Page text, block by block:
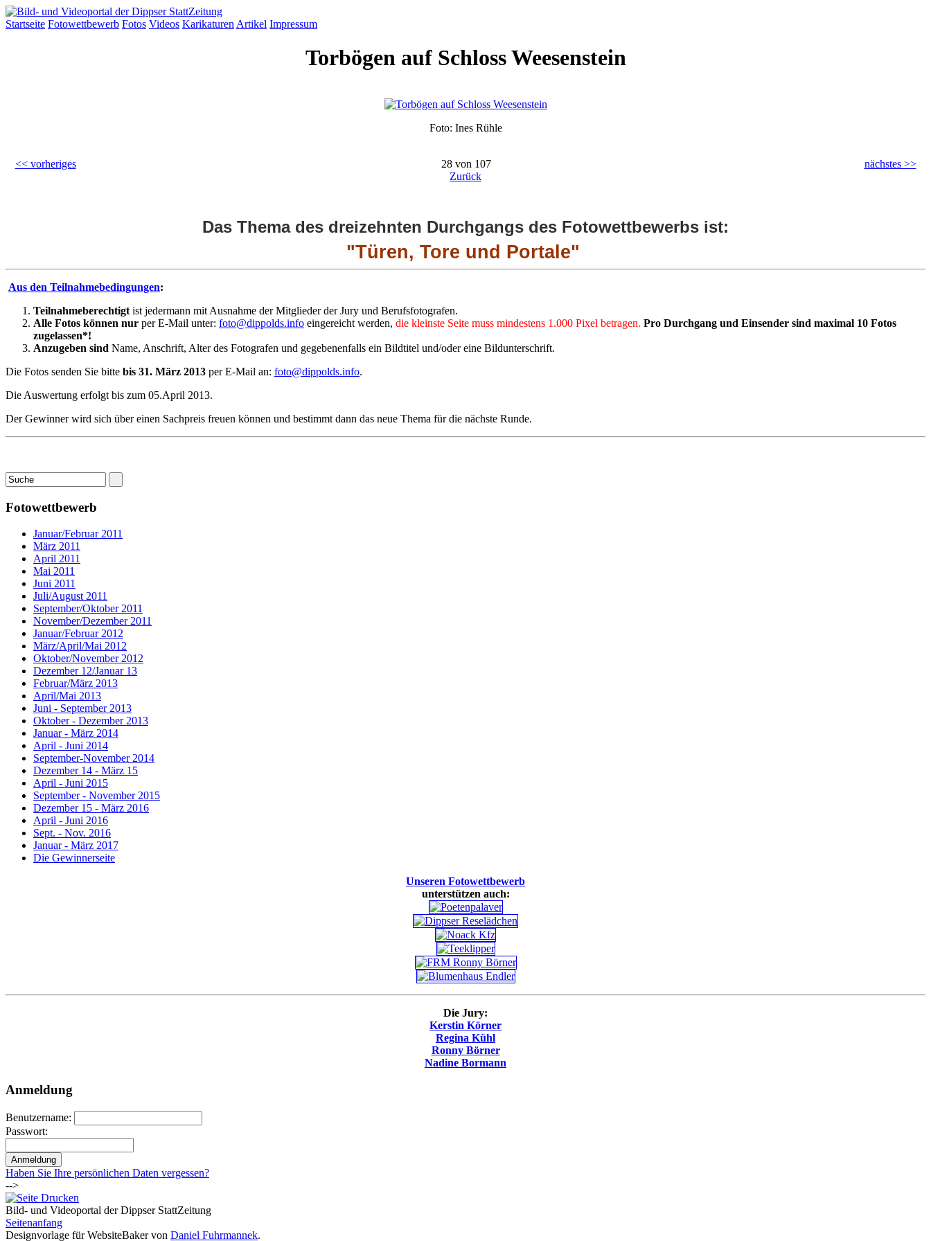
Startseite Fotowettbewerb Fotos Videos Karikaturen Artikel Impressum
Torbögen auf Schloss Weesenstein
Foto: Ines Rühle
<< vorheriges 28 von 107
nächstes >>
Zurück
Das Thema des dreizehnten Durchgangs des Fotowettbewerbs ist:
"Türen, Tore und Portale"
Aus den Teilnahmebedingungen:
Teilnahmeberechtigt ist jedermann mit Ausnahme der Mitglieder der Jury und Berufsfotografen.
Alle Fotos können nur per E-Mail unter: foto@dippolds.info eingereicht werden, die kleinste Seite muss mindestens 1.000 Pixel betragen. Pro Durchgang und Einsender sind maximal 10 Fotos
zugelassen*!
Anzugeben sind Name, Anschrift, Alter des Fotografen und gegebenenfalls ein Bildtitel und/oder eine Bildunterschrift.
Die Fotos senden Sie bitte bis 31. März 2013 per E-Mail an: foto@dippolds.info.
Die Auswertung erfolgt bis zum 05.April 2013.
Der Gewinner wird sich über einen Sachpreis freuen können und bestimmt dann das neue Thema für die nächste Runde.
Fotowettbewerb
Januar/Februar 2011
März 2011
April 2011
Mai 2011
Juni 2011
Juli/August 2011
September/Oktober 2011
November/Dezember 2011
Januar/Februar 2012
März/April/Mai 2012
Oktober/November 2012
Dezember 12/Januar 13
Februar/März 2013
April/Mai 2013
Juni - September 2013
Oktober - Dezember 2013
Januar - März 2014
April - Juni 2014
September-November 2014
Dezember 14 - März 15
April - Juni 2015
September - November 2015
Dezember 15 - März 2016
April - Juni 2016
Sept. - Nov. 2016
Januar - März 2017
Die Gewinnerseite
Unseren Fotowettbewerb
unterstützen auch:
Die Jury:
Kerstin Körner
Regina Kühl
Ronny Börner
Nadine Bormann
Anmeldung
Benutzername:
Passwort:
Haben Sie Ihre persönlichen Daten vergessen?
-->
Bild- und Videoportal der Dippser StattZeitung
Seitenanfang
Designvorlage für WebsiteBaker von Daniel Fuhrmannek.